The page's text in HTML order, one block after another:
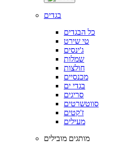
בגדים
כל הבגדים
טי שירט
ג'ינסים
שמלות
חולצות
מכנסיים
בגדי ים
סריגים
סווטשרטים
ז'קטים
מעילים
מותגים מובילים